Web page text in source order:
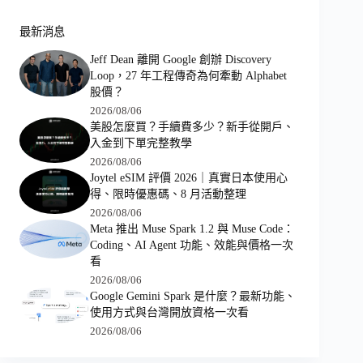
最新消息
Jeff Dean 離開 Google 創辦 Discovery
Loop，27 年工程傳奇為何牽動 Alphabet
股價？
2026/08/06
美股怎麼買？手續費多少？新手從開戶、
入金到下單完整教學
2026/08/06
Joytel eSIM 評價 2026｜真實日本使用心
得、限時優惠碼、8 月活動整理
2026/08/06
Meta 推出 Muse Spark 1.2 與 Muse Code：
Coding、AI Agent 功能、效能與價格一次
看
2026/08/06
Google Gemini Spark 是什麼？最新功能、
使用方式與台灣開放資格一次看
2026/08/06